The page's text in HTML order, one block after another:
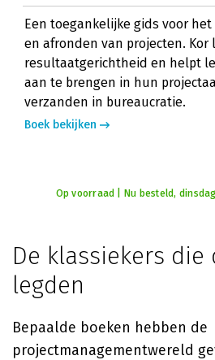
Een toegankelijke gids voor
en afronden van projecten. Kor
resultaatgerichtheid en helpt
aan te brengen in hun
verzanden in bureaucratie.
Boek bekijken
Op voorraad | Nu besteld,
De klassiekers die
legden
Bepaalde boeken hebben de
projectmanagementwereld